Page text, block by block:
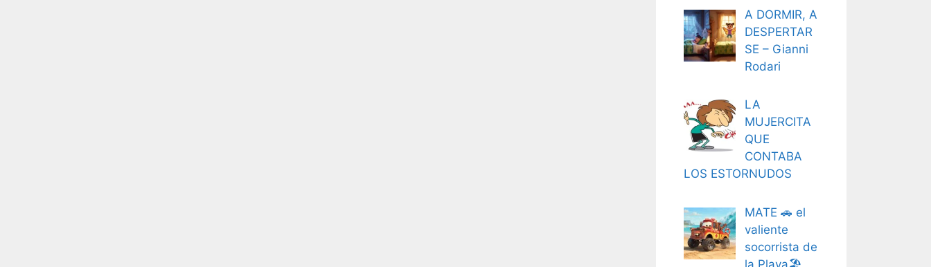
A DORMIR, A
DESPERTAR
SE – Gianni
Rodari
LA
MUJERCITA
QUE
CONTABA
LOS ESTORNUDOS
MATE 🚗 el
valiente
socorrista de
la Playa🏖️